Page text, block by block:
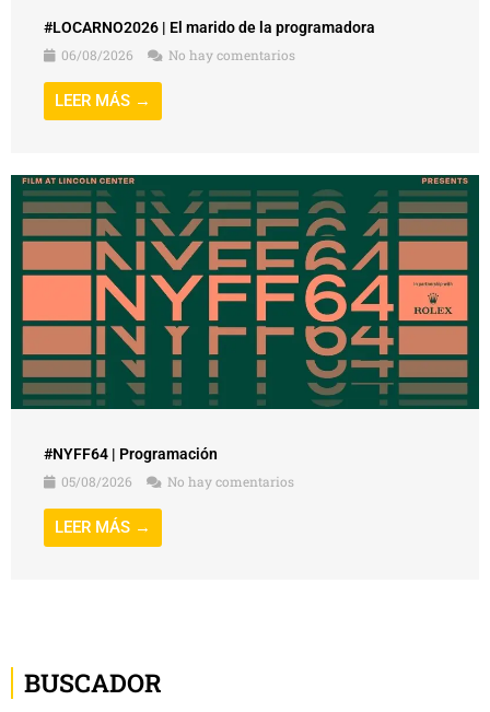
#LOCARNO2026 | El marido de la programadora
06/08/2026
No hay comentarios
LEER MÁS →
#NYFF64 | Programación
05/08/2026
No hay comentarios
LEER MÁS →
BUSCADOR